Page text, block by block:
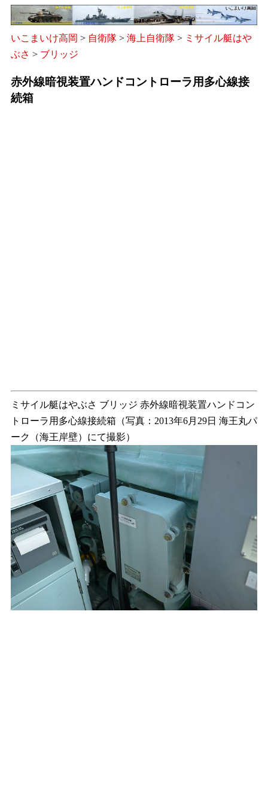
いこまいけ高岡 > 自衛隊 > 海上自衛隊 > ミサイル艇はや
ぶさ > ブリッジ
赤外線暗視装置ハンドコントローラ用多心線接
続箱
ミサイル艇はやぶさ ブリッジ 赤外線暗視装置ハンドコン
トローラ用多心線接続箱（写真：2013年6月29日 海王丸パ
ーク（海王岸壁）にて撮影）